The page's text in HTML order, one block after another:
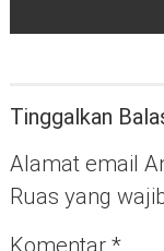
Tinggalkan
Alamat email
Ruas yang
Komentar *